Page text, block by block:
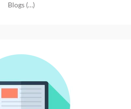
Blogs (…)